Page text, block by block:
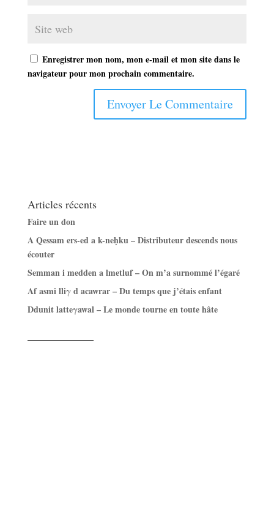
Enregistrer mon nom, mon e-mail et mon site dans le
navigateur pour mon prochain commentaire.
Articles récents
Faire un don
A Qessam ers-ed a k-neḥku – Distributeur descends nous
écouter
Semman i medden a lmetluf – On m’a surnommé l’égaré
Af asmi lliγ d acawrar – Du temps que j’étais enfant
Ddunit latteγawal – Le monde tourne en toute hâte
——————